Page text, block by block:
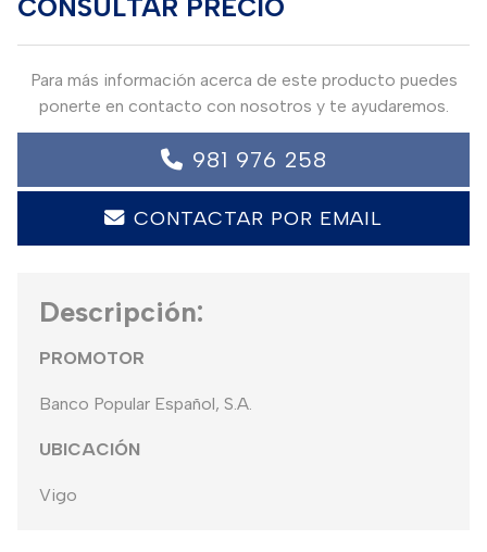
CONSULTAR PRECIO
Para más información acerca de este producto puedes
ponerte en contacto con nosotros y te ayudaremos.
981 976 258
CONTACTAR POR EMAIL
Descripción:
PROMOTOR
Banco Popular Español, S.A.
UBICACIÓN
Vigo